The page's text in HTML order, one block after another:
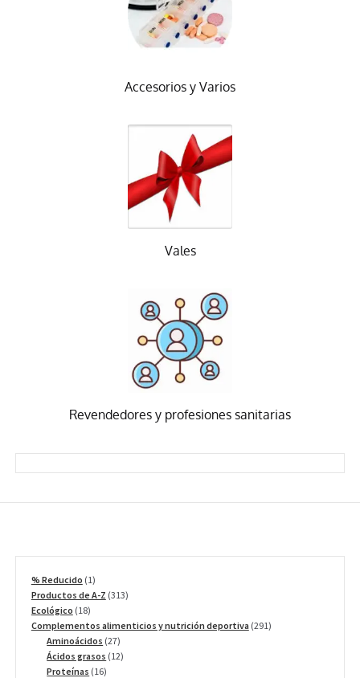
Accesorios y Varios
Vales
Revendedores y profesiones sanitarias
% Reducido 11
producto
Productos de A-Z 313313
Ecológico 1818
productos
Complementos alimenticios y nutrición deportiva 291291
Aminoácidos 2727
productos
Ácidos grasos 1212
Proteínas 1616